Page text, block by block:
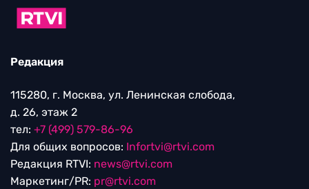
Редакция
115280, г. Москва, ул. Ленинская слобода,
д. 26, этаж 2
тел: +7 (499) 579-86-96
Для общих вопросов: Infortvi@rtvi.com
Редакция RTVI: news@rtvi.com
Маркетинг/PR: pr@rtvi.com